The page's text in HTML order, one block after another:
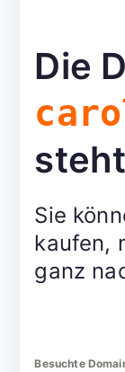
Die
Sie
kaufen,
ganz
Besuchte